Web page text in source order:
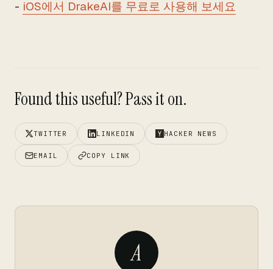
- iOS에서 DrakeAI를 무료로 사용해 보세요
Found this useful? Pass it on.
TWITTER LINKEDIN HACKER NEWS
EMAIL COPY LINK
A